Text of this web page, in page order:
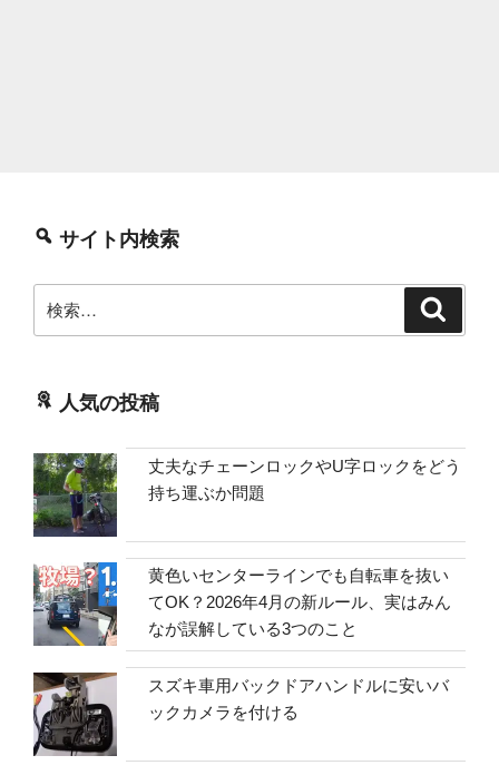
サイト内検索
索:
人気の投稿
丈夫なチェーンロックやU字ロックをどう
持ち運ぶか問題
黄色いセンターラインでも自転車を抜い
てOK？2026年4月の新ルール、実はみん
なが誤解している3つのこと
スズキ車用バックドアハンドルに安いバ
ックカメラを付ける